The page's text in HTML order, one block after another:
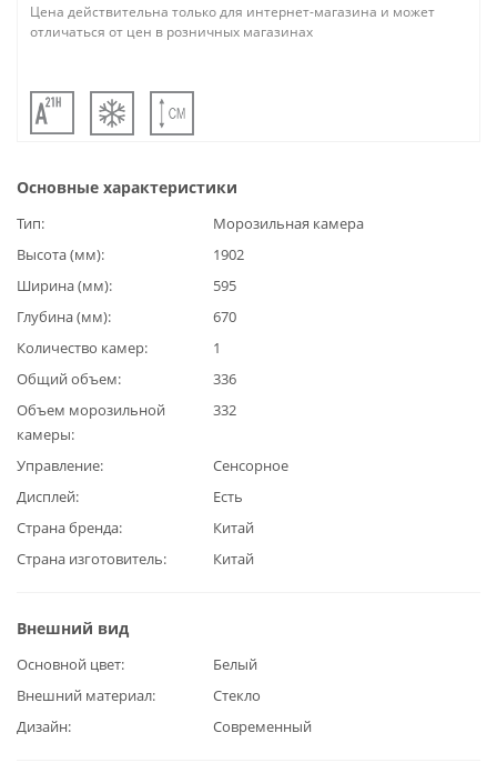
Цена действительна только для интернет-магазина и может
отличаться от цен в розничных магазинах
Основные характеристики
Тип
Морозильная камера
Высота (мм)
1902
Ширина (мм)
595
Глубина (мм)
670
Количество камер
1
Общий объем
336
Объем морозильной
камеры
332
Управление
Сенсорное
Дисплей
Есть
Страна бренда
Китай
Страна изготовитель
Китай
Внешний вид
Основной цвет
Белый
Внешний материал
Стекло
Дизайн
Современный